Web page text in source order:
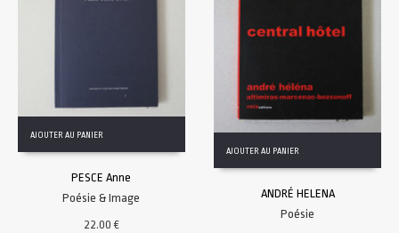
AJOUTER AU PANIER
PESCE Anne
Poésie & Image
22.00€
AJOUTER AU PANIER
ANDRÉ HELENA
Poésie